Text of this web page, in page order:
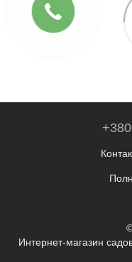
Интернет-магазин